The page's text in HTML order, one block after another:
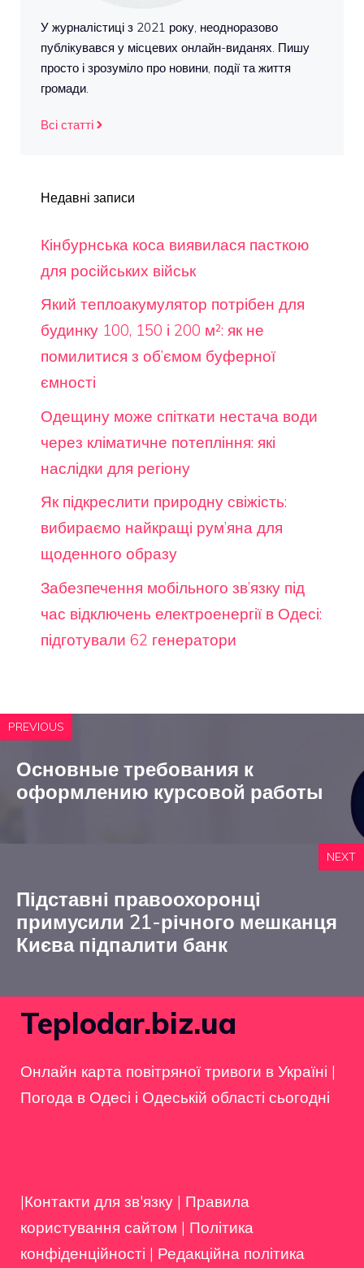
У журналістиці з 2021 року, неодноразово
публікувався у місцевих онлайн-виданях. Пишу
просто і зрозуміло про новини, події та життя
громади.
Всі статті
Недавні записи
Кінбурнська коса виявилася пасткою
для російських військ
Який теплоакумулятор потрібен для
будинку 100, 150 і 200 м²: як не
помилитися з об’ємом буферної
ємності
Одещину може спіткати нестача води
через кліматичне потепління: які
наслідки для регіону
Як підкреслити природну свіжість:
вибираємо найкращі рум’яна для
щоденного образу
Забезпечення мобільного зв’язку під
час відключень електроенергії в Одесі:
підготували 62 генератори
PREVIOUS
Основные требования к
оформлению курсовой работы
NEXT
Підставні правоохоронці
примусили 21-річного мешканця
Києва підпалити банк
Teplodar.biz.ua
Онлайн карта повітряної тривоги в Україні |
Погода в Одесі і Одеській області сьогодні
|Контакти для зв'язку | Правила
користування сайтом | Політика
конфіденційності | Редакційна політика